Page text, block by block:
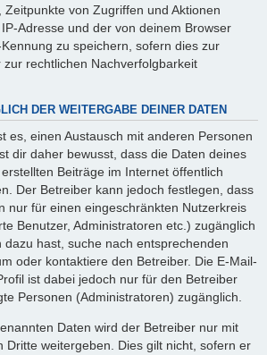
von Zugriffen und Aktionen
Adresse und der von deinem Browser
zu speichern, sofern dies zur
rechtlichen Nachverfolgbarkeit
DER WEITERGABE DEINER DATEN
es, einen Austausch mit anderen Personen
dir daher bewusst, dass die Daten deines
Beiträge im Internet öffentlich
Der Betreiber kann jedoch festlegen, dass
nur für einen eingeschränkten Nutzerkreis
Benutzer, Administratoren etc.) zugänglich
hast, suche nach entsprechenden
oder kontaktiere den Betreiber. Die E-Mail-
ist dabei jedoch nur für den Betreiber
Personen (Administratoren) zugänglich.
Daten wird der Betreiber nur mit
Dritte weitergeben. Dies gilt nicht, sofern er